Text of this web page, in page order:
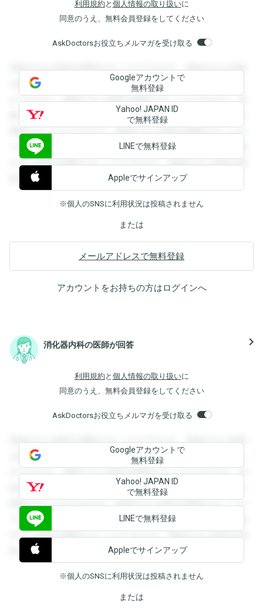
利用規約 と 個人情報の取り扱いに
同意のうえ、無料会員登録をしてください
AskDoctorsお役立ちメルマガを受け取る
登録すると回答を閲覧することができます。登録すると回答
を閲覧することができます。登録すると回答を閲覧すること
ができます。登録すると回答を閲覧することができます。登
録すると回答を閲覧することができます。登録すると回答を
閲覧することができます。登録すると回答を閲覧することが
できます。登録すると回答を閲覧することができます。登録
すると回答を閲覧することができます。登録すると回答を閲
覧することができます。
Googleアカウントで
無料登録
Yahoo! JAPAN ID
で無料登録
LINEで無料登録
Appleでサインアップ
※個人のSNSに利用状況は投稿されません
または
メールアドレスで無料登録
アカウントをお持ちの方はログインへ
消化器内科の医師が回答 navigate_next
利用規約 と 個人情報の取り扱いに
同意のうえ、無料会員登録をしてください
AskDoctorsお役立ちメルマガを受け取る
登録すると回答を閲覧することができます。登録すると回答
を閲覧することができます。登録すると回答を閲覧すること
ができます。登録すると回答を閲覧することができます。登
録すると回答を閲覧することができます。登録すると回答を
閲覧することができます。登録すると回答を閲覧することが
できます。登録すると回答を閲覧することができます。登録
すると回答を閲覧することができます。登録すると回答を閲
覧することができます。
Googleアカウントで
無料登録
Yahoo! JAPAN ID
で無料登録
LINEで無料登録
Appleでサインアップ
※個人のSNSに利用状況は投稿されません
または